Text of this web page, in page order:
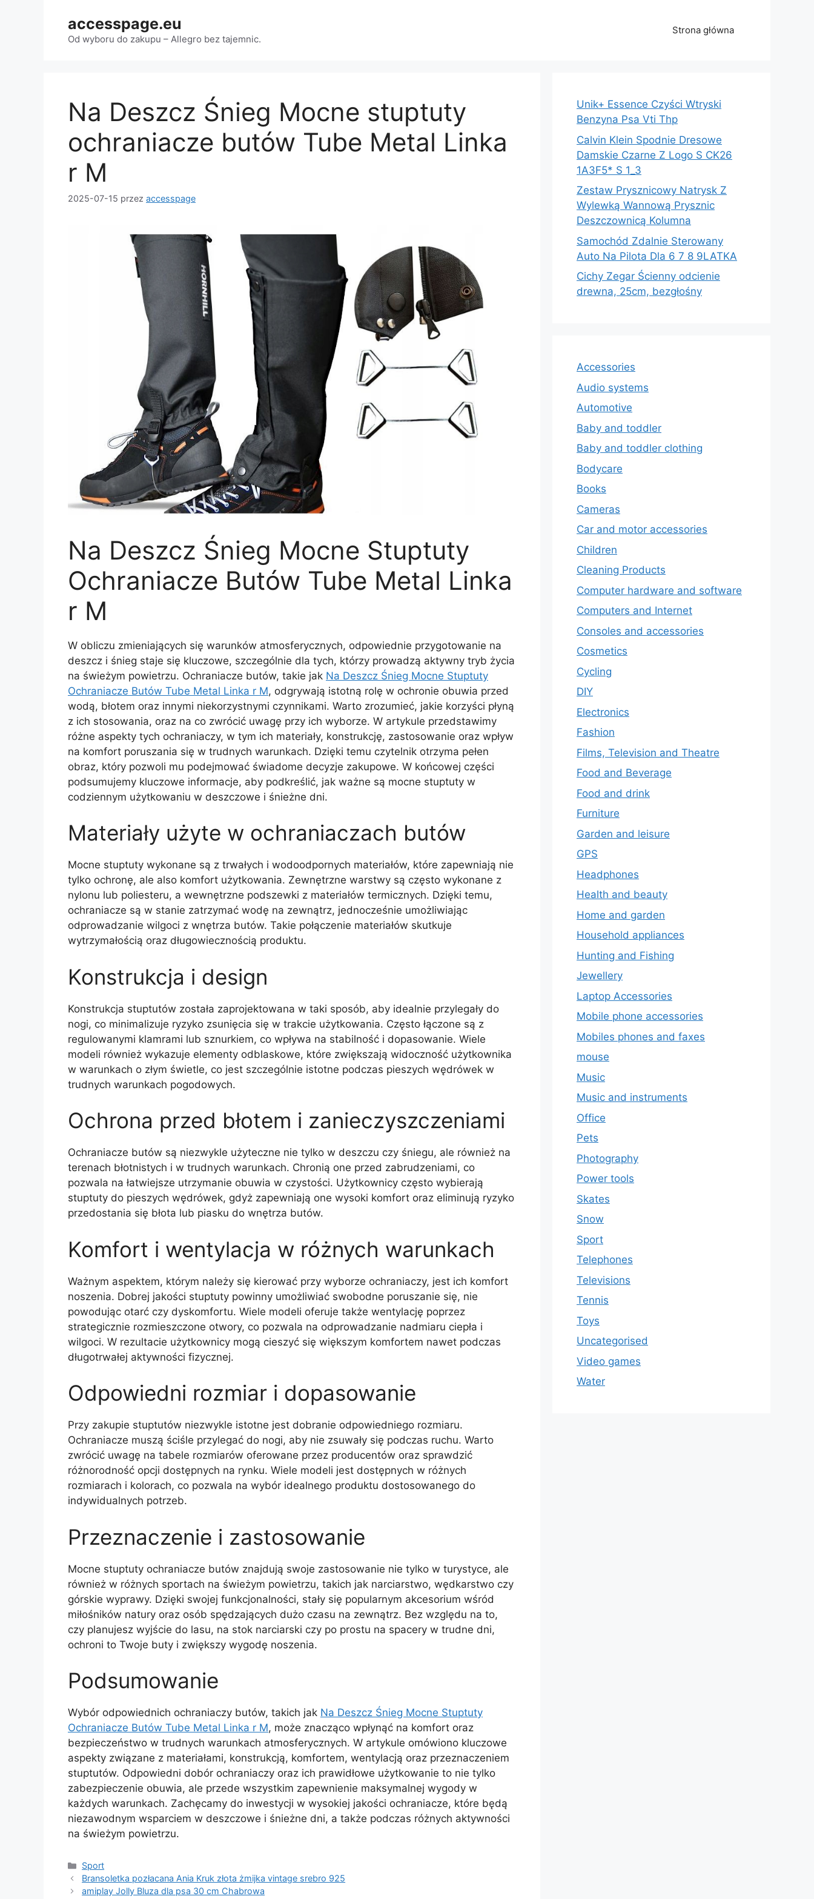
accesspage.eu
Od wyboru do zakupu – Allegro bez tajemnic.
Strona główna
Na Deszcz Śnieg Mocne stuptuty
ochraniacze butów Tube Metal Linka
r M
2025-07-15 przez accesspage
Na Deszcz Śnieg Mocne Stuptuty
Ochraniacze Butów Tube Metal Linka
r M
W obliczu zmieniających się warunków atmosferycznych, odpowiednie przygotowanie na
deszcz i śnieg staje się kluczowe, szczególnie dla tych, którzy prowadzą aktywny tryb życia
na świeżym powietrzu. Ochraniacze butów, takie jak Na Deszcz Śnieg Mocne Stuptuty
Ochraniacze Butów Tube Metal Linka r M, odgrywają istotną rolę w ochronie obuwia przed
wodą, błotem oraz innymi niekorzystnymi czynnikami. Warto zrozumieć, jakie korzyści płyną
z ich stosowania, oraz na co zwrócić uwagę przy ich wyborze. W artykule przedstawimy
różne aspekty tych ochraniaczy, w tym ich materiały, konstrukcję, zastosowanie oraz wpływ
na komfort poruszania się w trudnych warunkach. Dzięki temu czytelnik otrzyma pełen
obraz, który pozwoli mu podejmować świadome decyzje zakupowe. W końcowej części
podsumujemy kluczowe informacje, aby podkreślić, jak ważne są mocne stuptuty w
codziennym użytkowaniu w deszczowe i śnieżne dni.
Materiały użyte w ochraniaczach butów
Mocne stuptuty wykonane są z trwałych i wodoodpornych materiałów, które zapewniają nie
tylko ochronę, ale also komfort użytkowania. Zewnętrzne warstwy są często wykonane z
nylonu lub poliesteru, a wewnętrzne podszewki z materiałów termicznych. Dzięki temu,
ochraniacze są w stanie zatrzymać wodę na zewnątrz, jednocześnie umożliwiając
odprowadzanie wilgoci z wnętrza butów. Takie połączenie materiałów skutkuje
wytrzymałością oraz długowiecznością produktu.
Konstrukcja i design
Konstrukcja stuptutów została zaprojektowana w taki sposób, aby idealnie przylegały do
nogi, co minimalizuje ryzyko zsunięcia się w trakcie użytkowania. Często łączone są z
regulowanymi klamrami lub sznurkiem, co wpływa na stabilność i dopasowanie. Wiele
modeli również wykazuje elementy odblaskowe, które zwiększają widoczność użytkownika
w warunkach o złym świetle, co jest szczególnie istotne podczas pieszych wędrówek w
trudnych warunkach pogodowych.
Ochrona przed błotem i zanieczyszczeniami
Ochraniacze butów są niezwykle użyteczne nie tylko w deszczu czy śniegu, ale również na
terenach błotnistych i w trudnych warunkach. Chronią one przed zabrudzeniami, co
pozwala na łatwiejsze utrzymanie obuwia w czystości. Użytkownicy często wybierają
stuptuty do pieszych wędrówek, gdyż zapewniają one wysoki komfort oraz eliminują ryzyko
przedostania się błota lub piasku do wnętrza butów.
Komfort i wentylacja w różnych warunkach
Ważnym aspektem, którym należy się kierować przy wyborze ochraniaczy, jest ich komfort
noszenia. Dobrej jakości stuptuty powinny umożliwiać swobodne poruszanie się, nie
powodując otarć czy dyskomfortu. Wiele modeli oferuje także wentylację poprzez
strategicznie rozmieszczone otwory, co pozwala na odprowadzanie nadmiaru ciepła i
wilgoci. W rezultacie użytkownicy mogą cieszyć się większym komfortem nawet podczas
długotrwałej aktywności fizycznej.
Odpowiedni rozmiar i dopasowanie
Przy zakupie stuptutów niezwykle istotne jest dobranie odpowiedniego rozmiaru.
Ochraniacze muszą ściśle przylegać do nogi, aby nie zsuwały się podczas ruchu. Warto
zwrócić uwagę na tabele rozmiarów oferowane przez producentów oraz sprawdzić
różnorodność opcji dostępnych na rynku. Wiele modeli jest dostępnych w różnych
rozmiarach i kolorach, co pozwala na wybór idealnego produktu dostosowanego do
indywidualnych potrzeb.
Przeznaczenie i zastosowanie
Mocne stuptuty ochraniacze butów znajdują swoje zastosowanie nie tylko w turystyce, ale
również w różnych sportach na świeżym powietrzu, takich jak narciarstwo, wędkarstwo czy
górskie wyprawy. Dzięki swojej funkcjonalności, stały się popularnym akcesorium wśród
miłośników natury oraz osób spędzających dużo czasu na zewnątrz. Bez względu na to,
czy planujesz wyjście do lasu, na stok narciarski czy po prostu na spacery w trudne dni,
ochroni to Twoje buty i zwiększy wygodę noszenia.
Podsumowanie
Wybór odpowiednich ochraniaczy butów, takich jak Na Deszcz Śnieg Mocne Stuptuty
Ochraniacze Butów Tube Metal Linka r M, może znacząco wpłynąć na komfort oraz
bezpieczeństwo w trudnych warunkach atmosferycznych. W artykule omówiono kluczowe
aspekty związane z materiałami, konstrukcją, komfortem, wentylacją oraz przeznaczeniem
stuptutów. Odpowiedni dobór ochraniaczy oraz ich prawidłowe użytkowanie to nie tylko
zabezpieczenie obuwia, ale przede wszystkim zapewnienie maksymalnej wygody w
każdych warunkach. Zachęcamy do inwestycji w wysokiej jakości ochraniacze, które będą
niezawodnym wsparciem w deszczowe i śnieżne dni, a także podczas różnych aktywności
na świeżym powietrzu.
Kategorie
Sport
Bransoletka pozłacana Ania Kruk złota żmijka vintage srebro 925
amiplay Jolly Bluza dla psa 30 cm Chabrowa
Unik+ Essence Czyści Wtryski
Benzyna Psa Vti Thp
Calvin Klein Spodnie Dresowe
Damskie Czarne Z Logo S CK26
1A3F5* S 1_3
Zestaw Prysznicowy Natrysk Z
Wylewką Wannową Prysznic
Deszczownicą Kolumna
Samochód Zdalnie Sterowany
Auto Na Pilota Dla 6 7 8 9LATKA
Cichy Zegar Ścienny odcienie
drewna, 25cm, bezgłośny
Accessories
Audio systems
Automotive
Baby and toddler
Baby and toddler clothing
Bodycare
Books
Cameras
Car and motor accessories
Children
Cleaning Products
Computer hardware and software
Computers and Internet
Consoles and accessories
Cosmetics
Cycling
DIY
Electronics
Fashion
Films, Television and Theatre
Food and Beverage
Food and drink
Furniture
Garden and leisure
GPS
Headphones
Health and beauty
Home and garden
Household appliances
Hunting and Fishing
Jewellery
Laptop Accessories
Mobile phone accessories
Mobiles phones and faxes
mouse
Music
Music and instruments
Office
Pets
Photography
Power tools
Skates
Snow
Sport
Telephones
Televisions
Tennis
Toys
Uncategorised
Video games
Water